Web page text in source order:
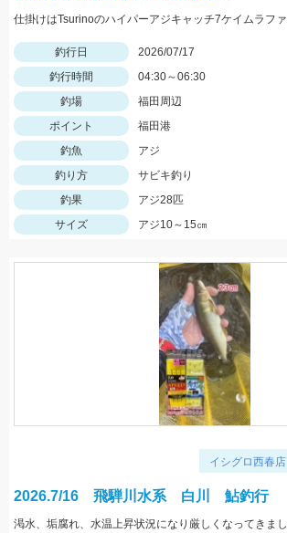
釣行日
2026/07/17
釣行時間
04:30～06:30
釣場
福田周辺
ポイント
福田港
釣魚
アジ
釣り方
サビキ釣り
釣果
アジ28匹
サイズ
アジ10～15㎝
イシグロ西春店
2026.7/16 飛騨川水系 白川 鮎釣行